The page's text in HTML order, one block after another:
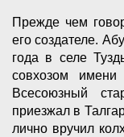
Прежде чем
его создателе.
года в селе
совхозом
Всесоюзный
приезжал в
лично вручил